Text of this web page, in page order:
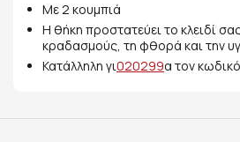
Με 2 κουμπιά
Η θήκη προστατεύει το κλειδί
κραδασμούς, τη φθορά και την
Κατάλληλη γι020299α τον κωδικό